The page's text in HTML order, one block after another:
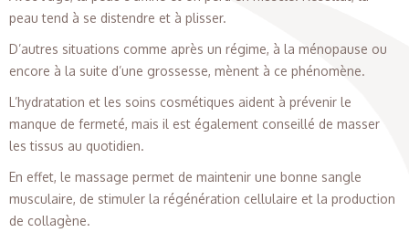
peau tend à se distendre et à plisser.
D’autres situations comme après un régime, à la ménopause ou
encore à la suite d’une grossesse, mènent à ce phénomène.
L’hydratation et les soins cosmétiques aident à prévenir le
manque de fermeté, mais il est également conseillé de masser
les tissus au quotidien.
En effet, le massage permet de maintenir une bonne sangle
musculaire, de stimuler la régénération cellulaire et la production
de collagène.